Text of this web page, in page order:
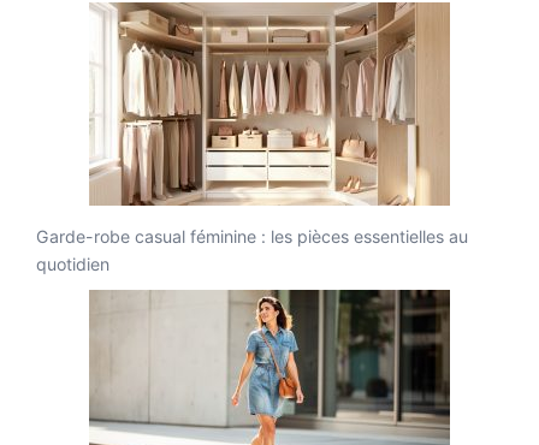
Garde-robe casual féminine : les pièces essentielles au
quotidien